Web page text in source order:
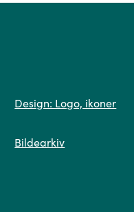
relevante
Design: Logo, ikoner
Bildearkiv